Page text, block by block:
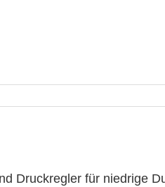
Druckregler für niedrige